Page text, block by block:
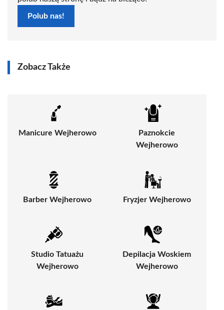
Polub nas!
Zobacz Także
Manicure Wejherowo
Paznokcie
Wejherowo
Barber Wejherowo Fryzjer Wejherowo
Studio Tatuażu
Wejherowo
Depilacja Woskiem
Wejherowo